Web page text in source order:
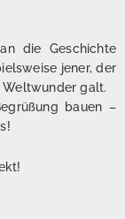
die Geschichte
jener, der
Weltwunder galt.
bauen –